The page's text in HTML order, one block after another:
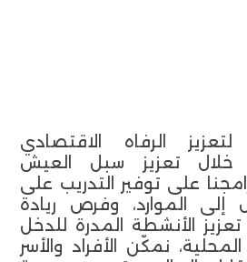
الرفاه الاقتصادي
تعزيز سبل العيش
على توفير التدريب على
إلى الموارد، وفرص ريادة
الأنشطة المدرة للدخل
نمكّن الأفراد والأسر